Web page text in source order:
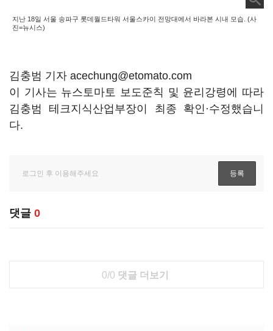
지난 18일 서울 송파구 롯데월드타워 서울스카이 전망대에서 바라본 시내 모습. (사
진=뉴시스)
김충범 기자 acechung@etomato.com
이 기사는 뉴스토마토 보도준칙 및 윤리강령에 따라
김충범 테크지식산업부장이 최종 확인·수정했습니
다.
댓글 0
0/0 댓글 더보기